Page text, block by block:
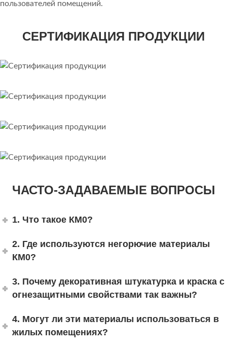
пользователей помещений.
СЕРТИФИКАЦИЯ ПРОДУКЦИИ
ЧАСТО-ЗАДАВАЕМЫЕ ВОПРОСЫ
1. Что такое КМ0?
2. Где используются негорючие материалы
КМ0?
3. Почему декоративная штукатурка и краска с
огнезащитными свойствами так важны?
4. Могут ли эти материалы использоваться в
жилых помещениях?